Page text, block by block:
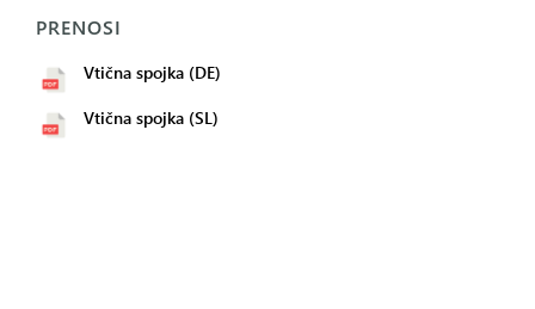
PRENOSI
Vtična spojka (DE)
Vtična spojka (SL)